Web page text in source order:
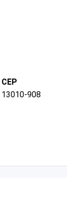
CEP
13010-908